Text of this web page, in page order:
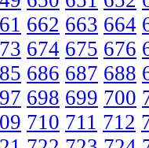
662 663 664
674 675 676
686 687 688
698 699 700
710 711 712